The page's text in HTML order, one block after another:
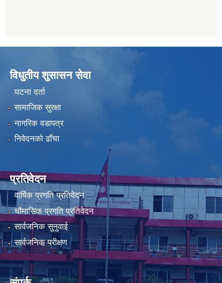
विधुतीय शुसासन सेवा
घटना दर्ता
सामाजिक सुरक्षा
नागरिक वडापत्र
निवेदनको ढाँचा
प्रतिवेदन
वार्षिक प्रगति प्रतिवेदन
चौमासिक प्रगति प्रतिवेदन
सार्वजनिक सुनुवाई
सार्वजनिक परीक्षण